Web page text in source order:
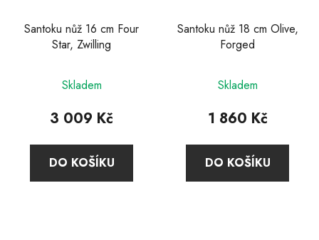
Santoku nůž 16 cm Four
Star, Zwilling
hodnocení
produktu
5,0
z
Skladem
3 009 Kč
DO KOŠÍKU
Santoku nůž 18 cm Olive,
Forged
Skladem
1 860 Kč
DO KOŠÍKU